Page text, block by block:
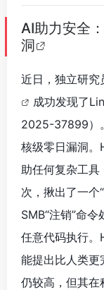
AI助力安全
洞
近日，独立研
成功发现了
2025-37899）
核级零日漏洞
助任何复杂工
次，揪出了一个
SMB“注销”命
任意代码执行
能提出比人类更
仍较高，但其在